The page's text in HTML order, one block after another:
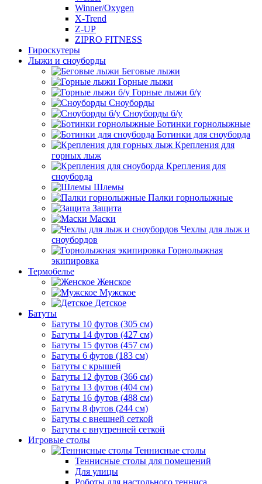
Winner/Oxygen
X-Trend
Z-UP
ZIPRO FITNESS
Гироскутеры
Лыжи и сноуборды
Беговые лыжи
Горные лыжи
Горные лыжи б/у
Сноуборды
Сноуборды б/у
Ботинки горнолыжные
Ботинки для сноуборда
Крепления для
горных лыж
Крепления для
сноуборда
Шлемы
Палки горнолыжные
Защита
Маски
Чехлы для лыж и
сноубордов
Горнолыжная
экипировка
Термобелье
Женское
Мужское
Детское
Батуты
Батуты 10 футов (305 см)
Батуты 14 футов (427 см)
Батуты 15 футов (457 см)
Батуты 6 футов (183 см)
Батуты с крышей
Батуты 12 футов (366 см)
Батуты 13 футов (404 см)
Батуты 16 футов (488 см)
Батуты 8 футов (244 см)
Батуты с внешней сеткой
Батуты с внутренней сеткой
Игровые столы
Теннисные столы
Теннисные столы для помещений
Для улицы
Роботы для настольного тенниса